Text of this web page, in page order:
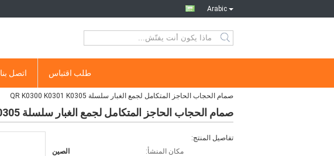
Arabic
اتصل بنا طلب اقتباس
صمام الحجاب الحاجز المتكامل لجمع الغبار سلسلة QR K0300 K0301 K0305
صمام الحجاب الحاجز المتكامل لجمع الغبار سلسلة QR K0300 K0301 K0305
تفاصيل المنتج:
مكان المنشأ:
الصين